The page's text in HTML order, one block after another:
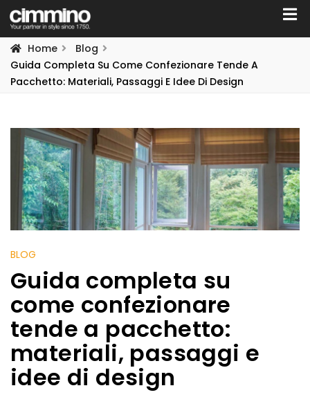
Home
Blog
Guida Completa Su Come Confezionare Tende A
Pacchetto: Materiali, Passaggi E Idee Di Design
BLOG
Guida completa su
come confezionare
tende a pacchetto:
materiali, passaggi e
idee di design